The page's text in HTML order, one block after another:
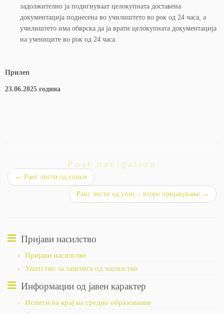
задолжително ја подигнуваат целокупната доставена
документација поднесена во училиштето во рок од 24 часа, а
училиштето има обврска да ја врати целокупната документација
на учениците во рок од 24 часа.
Прилеп
23.06.2025 година
Post navigation
← Ранг листи од уписи
Ранг листи од упис – второ пријавување →
Пријави насилство
Пријави насилство
Упатство за заштита од насилство
Информации од јавен карактер
Испити на крај на средно образование